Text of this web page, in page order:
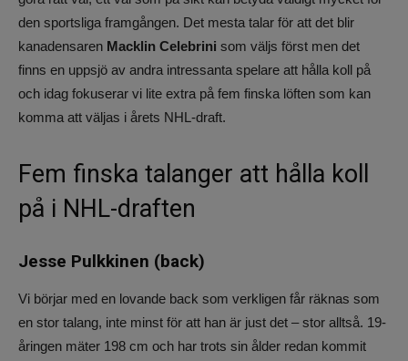
den sportsliga framgången. Det mesta talar för att det blir
kanadensaren Macklin Celebrini som väljs först men det
finns en uppsjö av andra intressanta spelare att hålla koll på
och idag fokuserar vi lite extra på fem finska löften som kan
komma att väljas i årets NHL-draft.
Fem finska talanger att hålla koll
på i NHL-draften
Jesse Pulkkinen (back)
Vi börjar med en lovande back som verkligen får räknas som
en stor talang, inte minst för att han är just det – stor alltså. 19-
åringen mäter 198 cm och har trots sin ålder redan kommit